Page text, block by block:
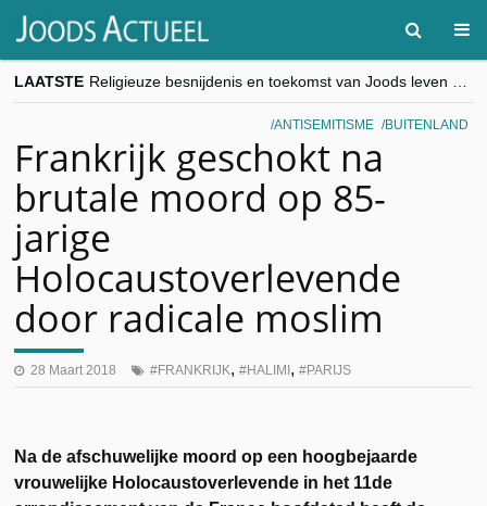
LAATSTE
“Besnijdenisdebat toont hoe moeilijk seculiere Westen minderheden begrijpt”, Jinnih Beels (Vooruit)
CITYTRIP | ROEMENIË – Boekarest: de verrassing van Oost-Europa
ANTISEMITISME BUITENLAND
Frankrijk geschokt na
brutale moord op 85-
jarige
Holocaustoverlevende
door radicale moslim
28 Maart 2018 FRANKRIJK, HALIMI , PARIJS
Na de afschuwelijke moord op een hoogbejaarde
vrouwelijke Holocaustoverlevende in het 11de